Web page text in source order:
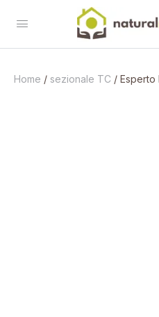
Home / sezionale TC / Esperto